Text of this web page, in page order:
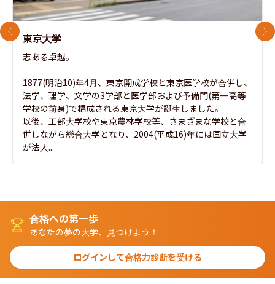
東京大学
志ある卓越。
1877(明治10)年4月、東京開成学校と東京医学校が合併し、
法学、理学、文学の3学部と医学部および予備門(第一高等
学校の前身)で構成される東京大学が誕生しました。
以後、工部大学校や東京農林学校等、さまざまな学校と合
併しながら総合大学となり、2004(平成16)年には国立大学
が法人...
前のスライド 次
合格への第一歩
あなたの夢の大学、見つけよう！
ログインして合格力診断を受ける